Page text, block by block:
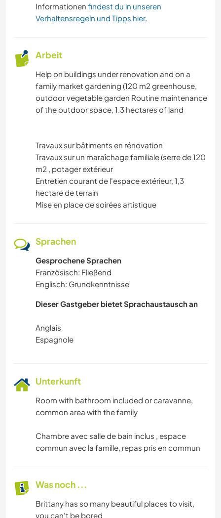
Informationen findest du in unseren
Verhaltensregeln und Tipps hier.
Arbeit
Help on buildings under renovation and on a
family market gardening (120 m2 greenhouse,
outdoor vegetable garden Routine maintenance
of the outdoor space, 1.3 hectares of land
Travaux sur bâtiments en rénovation
Travaux sur un maraîchage familiale (serre de 120
m2 , potager extérieur
Entretien courant de l'espace extérieur, 1,3
hectare de terrain
Mise en place de soirées artistique
Sprachen
Gesprochene Sprachen
Französisch: Fließend
Englisch: Grundkenntnisse
Dieser Gastgeber bietet Sprachaustausch an
Anglais
Unterkunft
Room with bathroom included or caravanne,
common area with the family
Chambre avec salle de bain inclus , espace
commun avec la famille, repas pris en commun
Was noch ...
Brittany has so many beautiful places to visit,
you can't be bored